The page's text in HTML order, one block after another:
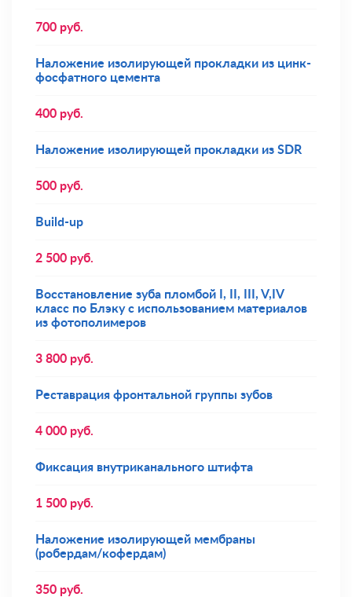
700 руб.
Наложение изолирующей прокладки из цинк-
фосфатного цемента
400 руб.
Наложение изолирующей прокладки из SDR
500 руб.
Build-up
2 500 руб.
Восстановление зуба пломбой I, II, III, V,IV
класс по Блэку с использованием материалов
из фотополимеров
3 800 руб.
Реставрация фронтальной группы зубов
4 000 руб.
Фиксация внутриканального штифта
1 500 руб.
Наложение изолирующей мембраны
(робердам/кофердам)
350 руб.